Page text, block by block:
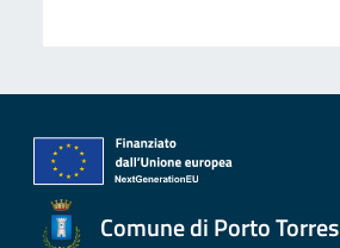
Comune di Porto Torres